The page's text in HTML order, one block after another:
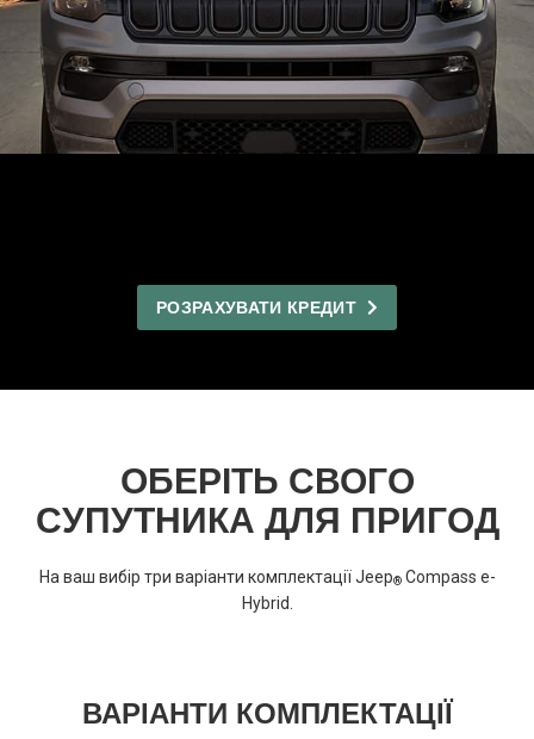
РОЗРАХУВАТИ КРЕДИТ
ОБЕРІТЬ СВОГО
СУПУТНИКА ДЛЯ ПРИГОД
На ваш вибір три варіанти комплектації Jeep®Compass e-
Hybrid.
ВАРІАНТИ КОМПЛЕКТАЦІЇ